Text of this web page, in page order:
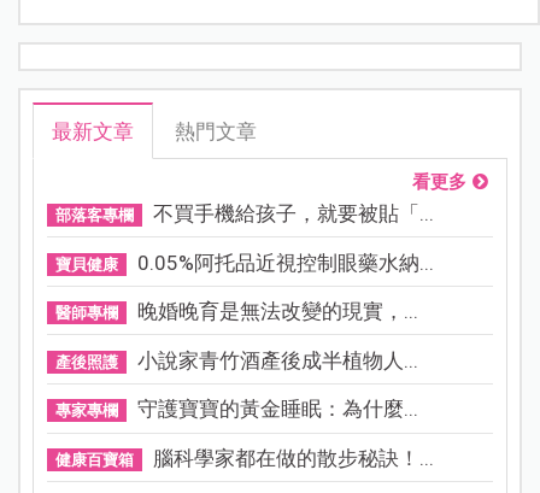
最新文章 熱門文章
看更多
部落客專欄 不買手機給孩子，就要被貼「...
寶貝健康 0.05%阿托品近視控制眼藥水納...
醫師專欄 晚婚晚育是無法改變的現實，...
產後照護 小說家青竹酒產後成半植物人...
專家專欄 守護寶寶的黃金睡眠：為什麼...
健康百寶箱 腦科學家都在做的散步秘訣！...